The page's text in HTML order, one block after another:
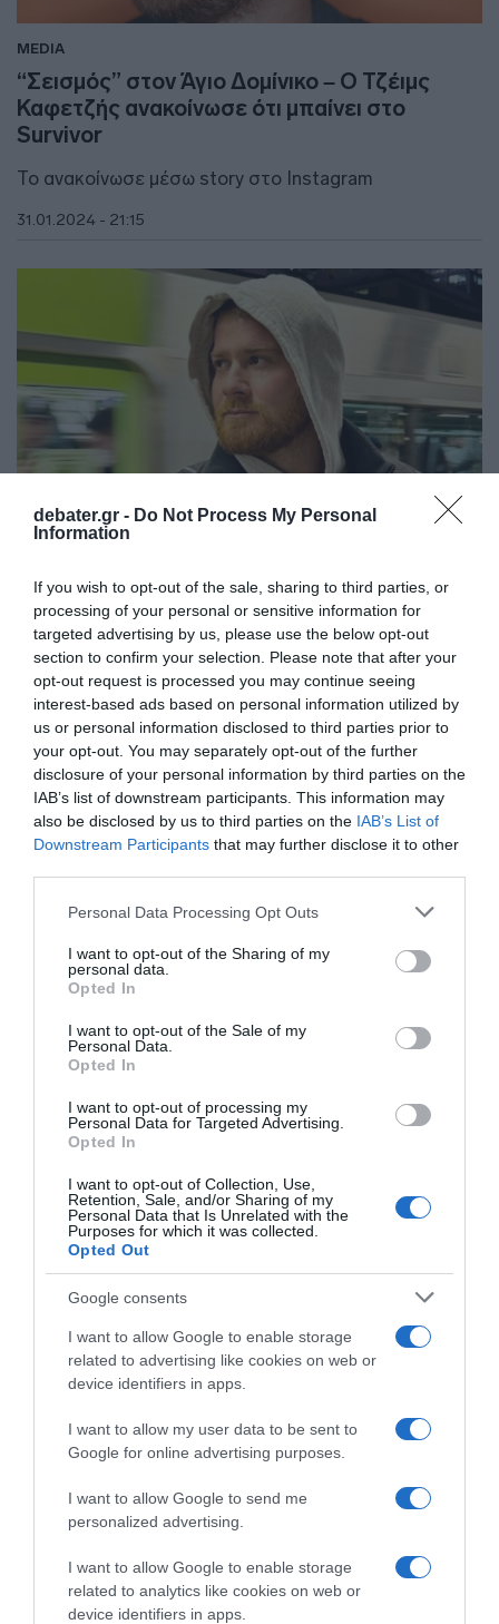
debater.gr - Do Not Process My Personal
Information
If you wish to opt-out of the sale, sharing to third parties, or
processing of your personal or sensitive information for
targeted advertising by us, please use the below opt-out
section to confirm your selection. Please note that after your
opt-out request is processed you may continue seeing
interest-based ads based on personal information utilized by
us or personal information disclosed to third parties prior to
your opt-out. You may separately opt-out of the further
disclosure of your personal information by third parties on the
IAB’s list of downstream participants. This information may
also be disclosed by us to third parties on the IAB’s List of
Downstream Participants that may further disclose it to other
Please note that this website/app uses one or more Google
not limited to your visit or usage behaviour. You may click to
grant or deny consent to Google and its third-party tags to
use your data for below specified purposes in below Google
consent section.
Personal Data Processing Opt Outs
I want to opt-out of the Sharing of my
personal data.
Opted In
I want to opt-out of the Sale of my
Personal Data.
Opted In
I want to opt-out of processing my
Personal Data for Targeted Advertising.
Opted In
I want to opt-out of Collection, Use,
Retention, Sale, and/or Sharing of my
Personal Data that Is Unrelated with the
Purposes for which it was collected.
Opted Out
Google consents
I want to allow Google to enable storage
related to advertising like cookies on web or
device identifiers in apps.
I want to allow my user data to be sent to
Google for online advertising purposes.
I want to allow Google to send me
personalized advertising.
I want to allow Google to enable storage
related to analytics like cookies on web or
device identifiers in apps.
MEDIA
“Σεισμός” στον Άγιο Δομίνικο – Ο Τζέιμς
Καφετζής ανακοίνωσε ότι μπαίνει στο
Survivor
Το ανακοίνωσε μέσω story στο Instagram
31.01.2024 - 21:15
LIFESTYLE
Τζέιμς Καφετζής: Μπαίνει και επίσημα στο
Survivor 2024
Αρχικά δε θα συμμετείχε
22.01.2024 - 14:39
LIFESTYLE
πάω στο Survivor με δική μου ευθύνη»
''Ο γιατρός δεν υπέγραφε για να πάω...''
04.01.2024 - 13:32